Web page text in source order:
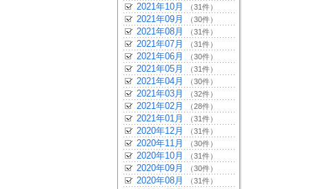
2021年10月 （31件）
2021年09月 （30件）
2021年08月 （31件）
2021年07月 （31件）
2021年06月 （30件）
2021年05月 （31件）
2021年04月 （30件）
2021年03月 （32件）
2021年02月 （28件）
2021年01月 （31件）
2020年12月 （31件）
2020年11月 （30件）
2020年10月 （31件）
2020年09月 （30件）
2020年08月 （31件）